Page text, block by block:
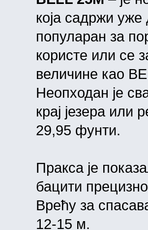
која садржи
популаран за
користе или се
величине као
Неопходан је
крај језера
29,95 фунти.
Пракса је
бацити
Врећу за
12-15 м.